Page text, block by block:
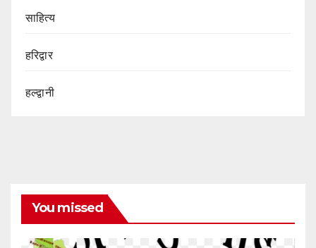
साहित्य
हरिद्वार
हल्द्वानी
You missed